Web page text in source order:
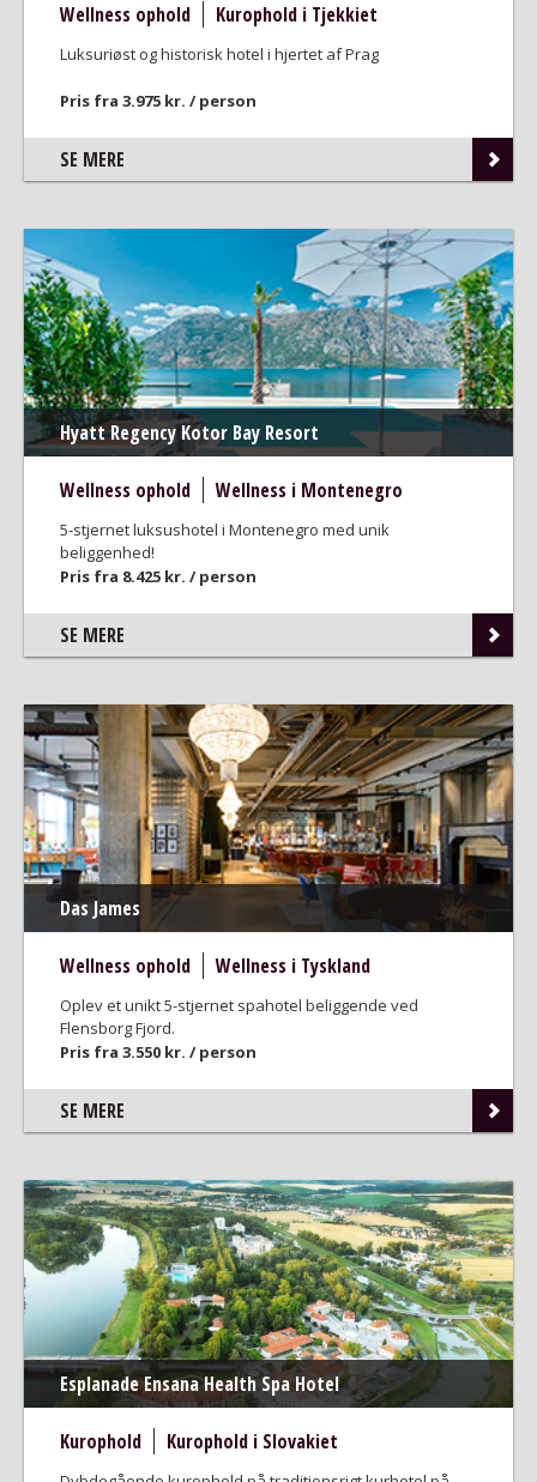
Wellness ophold Kurophold i Tjekkiet
Luksuriøst og historisk hotel i hjertet af Prag
Pris fra 3.975 kr. / person
SE MERE
Hyatt Regency Kotor Bay Resort
Wellness ophold Wellness i Montenegro
5-stjernet luksushotel i Montenegro med unik
beliggenhed!
Pris fra 8.425 kr. / person
SE MERE
Das James
Wellness ophold Wellness i Tyskland
Oplev et unikt 5-stjernet spahotel beliggende ved
Flensborg Fjord.
Pris fra 3.550 kr. / person
SE MERE
Esplanade Ensana Health Spa Hotel
Kurophold Kurophold i Slovakiet